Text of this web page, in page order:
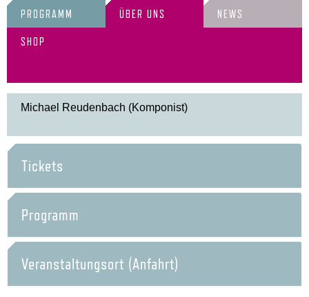
PROGRAMM ÜBER UNS NEWS
SHOP
Michael Reudenbach (Komponist)
Tickets
Programm
Veranstaltungsort (Anfahrt)